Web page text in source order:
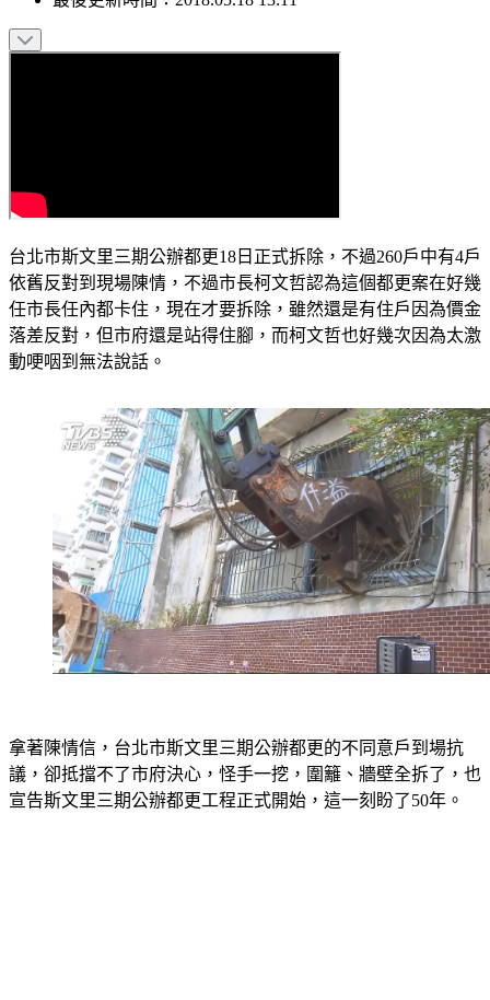
台北市斯文里三期公辦都更18日正式拆除，不過260戶中有4戶
依舊反對到現場陳情，不過市長柯文哲認為這個都更案在好幾
任市長任內都卡住，現在才要拆除，雖然還是有住戶因為價金
落差反對，但市府還是站得住腳，而柯文哲也好幾次因為太激
拿著陳情信，台北市斯文里三期公辦都更的不同意戶到場抗
議，卻抵擋不了市府決心，怪手一挖，圍籬、牆壁全拆了，也